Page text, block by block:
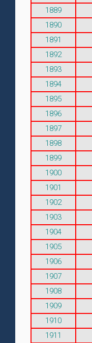
1889
1890
1891
1892
1893
1894
1895
1896
1897
1898
1899
1900
1901
1902
1903
1904
1905
1906
1907
1908
1909
1910
1911